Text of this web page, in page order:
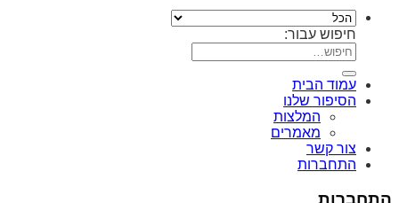
חיפוש עבור:
עמוד הבית
הסיפור שלנו
המלצות
מאמרים
צור קשר
התחברות
התחברות